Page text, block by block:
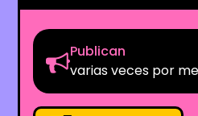
Publican
varias veces por